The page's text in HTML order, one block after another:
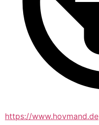
https://www.hovmand.de